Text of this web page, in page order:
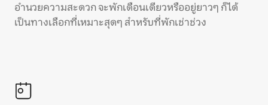
อำนวยความสะดวก จะพักเดือนเดียวหรืออยู่ยาวๆ ก็ได้
เป็นทางเลือกที่เหมาะสุดๆ สำหรับที่พักเช่าช่วง